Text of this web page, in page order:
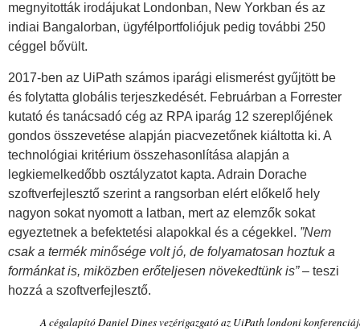
megnyitották irodájukat Londonban, New Yorkban és az
indiai Bangalorban, ügyfélportfoliójuk pedig további 250
céggel bővült.
2017-ben az UiPath számos iparági elismerést gyűjtött be
és folytatta globális terjeszkedését. Februárban a Forrester
kutató és tanácsadó cég az RPA iparág 12 szereplőjének
gondos összevetése alapján piacvezetőnek kiáltotta ki. A
technológiai kritérium összehasonlítása alapján a
legkiemelkedőbb osztályzatot kapta. Adrain Dorache
szoftverfejlesztő szerint a rangsorban elért előkelő hely
nagyon sokat nyomott a latban, mert az elemzők sokat
egyeztetnek a befektetési alapokkal és a cégekkel. ”Nem
csak a termék minősége volt jó, de folyamatosan hoztuk a
formánkat is, miközben erőteljesen növekedtünk is”– teszi
hozzá a szoftverfejlesztő.
A cégalapító Daniel Dines vezérigazgató az UiPath londoni